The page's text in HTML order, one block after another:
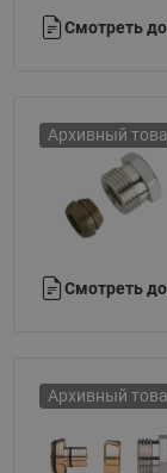
Смотреть
Архивный
Смотреть
Архивный